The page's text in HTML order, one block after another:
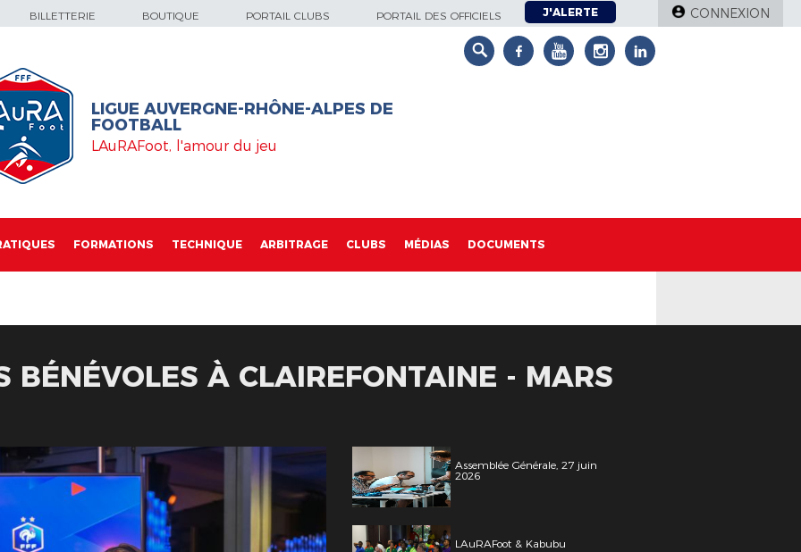
BILLETTERIE BOUTIQUE PORTAIL CLUBS PORTAIL DES OFFICIELS J'ALERTE CONNEXION
LIGUE AUVERGNE-RHÔNE-ALPES DE
FOOTBALL
LAuRAFoot, l'amour du jeu
FORMATIONS TECHNIQUE ARBITRAGE CLUBS MÉDIAS DOCUMENTS
BÉNÉVOLES À CLAIREFONTAINE - MARS
Assemblée Générale, 27 juin
2026
LAuRAFoot & Kabubu